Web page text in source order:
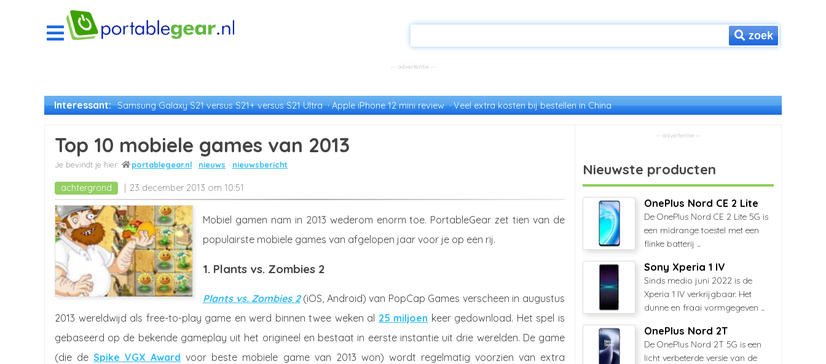
zoek
Interessant: Samsung Galaxy S21 versus S21+ versus S21 Ultra Apple iPhone 12 mini review Veel extra kosten bij bestellen in China
Top 10 mobiele games van 2013
portablegear.nl nieuws nieuwsbericht
achtergrond 23 december 2013 om 10:51
Mobiel gamen nam in 2013 wederom enorm toe. PortableGear zet tien van de
populairste mobiele games van afgelopen jaar voor je op een rij.
1. Plants vs. Zombies 2
Plants vs. Zombies 2 (iOS, Android) van PopCap Games verscheen in augustus
2013 wereldwijd als free-to-play game en werd binnen twee weken al 25 miljoen keer gedownload. Het spel is
gebaseerd op de bekende gameplay uit het origineel en bestaat in eerste instantie uit drie werelden. De game
(die deSpike VGX Award voor beste mobiele game van 2013 won) wordt regelmatig voorzien van extra
Nieuwste producten
OnePlus Nord CE 2 Lite
De OnePlus Nord CE 2 Lite 5G is
een midrange toestel met een
flinke batterij ...
Sony Xperia 1 IV
Sinds medio juni 2022 is de
Xperia 1 IV verkrijgbaar. Het
dunne en fraai vormgegeven ...
OnePlus Nord 2T
De OnePlus Nord 2T 5G is een
licht verbeterde versie van de